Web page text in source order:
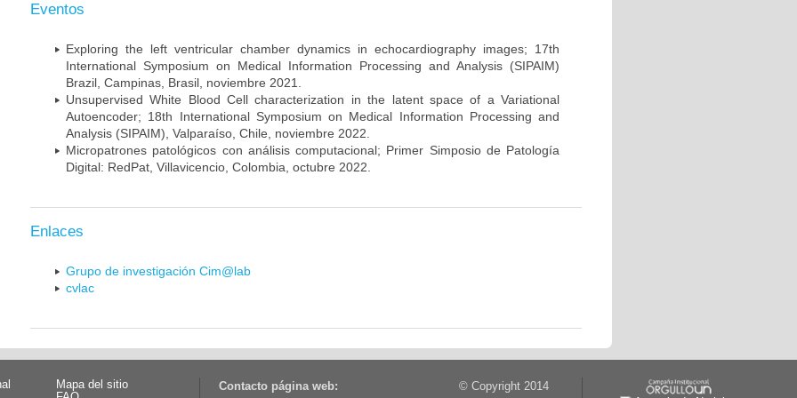
Eventos
Exploring the left ventricular chamber dynamics in echocardiography images; 17th
International Symposium on Medical Information Processing and Analysis (SIPAIM)
Brazil, Campinas, Brasil, noviembre 2021.
Unsupervised White Blood Cell characterization in the latent space of a Variational
Autoencoder; 18th International Symposium on Medical Information Processing and
Analysis (SIPAIM), Valparaíso, Chile, noviembre 2022.
Micropatrones patológicos con análisis computacional; Primer Simposio de Patología
Digital: RedPat, Villavicencio, Colombia, octubre 2022.
Enlaces
Grupo de investigación Cim@lab
cvlac
Mapa del sitio
Contacto página web: © Copyright 2014